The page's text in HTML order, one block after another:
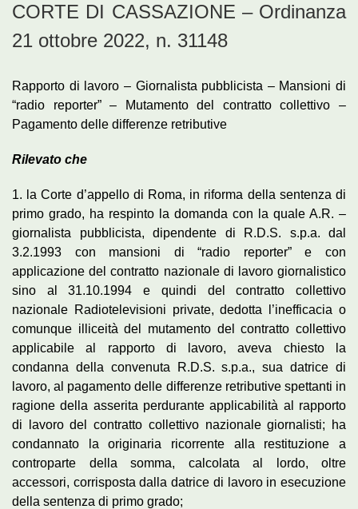
CORTE DI CASSAZIONE – Ordinanza
21 ottobre 2022, n. 31148
Rapporto di lavoro – Giornalista pubblicista – Mansioni di
“radio reporter” – Mutamento del contratto collettivo –
Pagamento delle differenze retributive
Rilevato che
1. la Corte d’appello di Roma, in riforma della sentenza di
primo grado, ha respinto la domanda con la quale A.R. –
giornalista pubblicista, dipendente di R.D.S. s.p.a. dal
3.2.1993 con mansioni di “radio reporter” e con
applicazione del contratto nazionale di lavoro giornalistico
sino al 31.10.1994 e quindi del contratto collettivo
nazionale Radiotelevisioni private, dedotta l’inefficacia o
comunque illiceità del mutamento del contratto collettivo
applicabile al rapporto di lavoro, aveva chiesto la
condanna della convenuta R.D.S. s.p.a., sua datrice di
lavoro, al pagamento delle differenze retributive spettanti in
ragione della asserita perdurante applicabilità al rapporto
di lavoro del contratto collettivo nazionale giornalisti; ha
condannato la originaria ricorrente alla restituzione a
controparte della somma, calcolata al lordo, oltre
accessori, corrisposta dalla datrice di lavoro in esecuzione
della sentenza di primo grado;